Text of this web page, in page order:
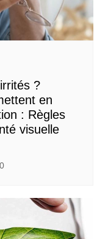
?
en
: Règles
visuelle
0